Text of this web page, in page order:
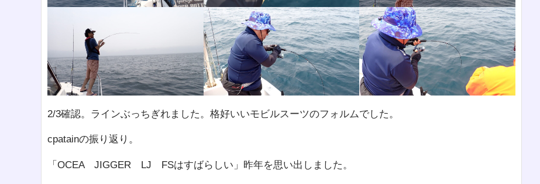
2/3確認。ラインぶっちぎれました。格好いいモビルスーツのフォルムでした。
cpatainの振り返り。
「OCEA JIGGER LJ FSはすばらしい」昨年を思い出しました。